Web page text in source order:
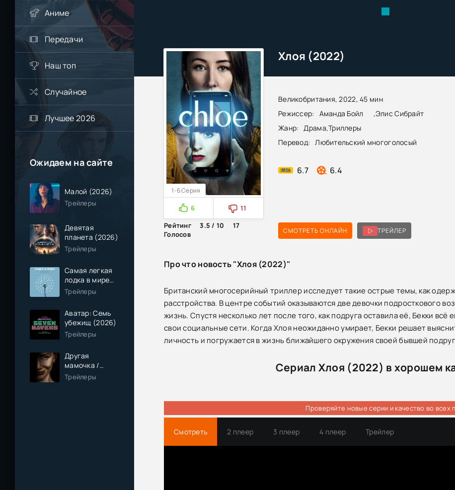
Аниме
Передачи
Наш топ
Случайное
Лучшее 2026
Ожидаем на сайте
Малой (2026)
Трейлеры
Девятая
планета (2026)
Трейлеры
Самая легкая
лодка в мире
(2026)
Трейлеры
Аватар: Семь
убежищ (2026)
Трейлеры
Другая
мамочка /
Чужая мама
(2026)
Трейлеры
Хлоя (2022)
Великобритания, 2022, 45 мин
Режиссер:
Аманда Бойл ,Элис Сибрайт
Жанр:
Драма,Триллеры
Перевод: Любительский многоголосый
6.7 6.4
1-6 Серия
6
11
Рейтинг
3.5 / 10
17
Голосов
СМОТРЕТЬ ОНЛАЙН ТРЕЙЛЕР
Про что новость "Хлоя (2022)"
Британский многосерийный триллер исследует такие острые темы, как
расстройства. В центре событий оказываются две девочки подросткового
жизнь. Спустя несколько лет после того, как подруга оставила её, Бекки
свои социальные сети. Когда Хлоя неожиданно умирает, Бекки решает
личность и погружается в жизнь ближайшего окружения своей бывшей
Сериал Хлоя (2022) в хорошем
Проверяйте новые серии и качество во всех
Смотреть 2 плеер 3 плеер 4 плеер Трейлер